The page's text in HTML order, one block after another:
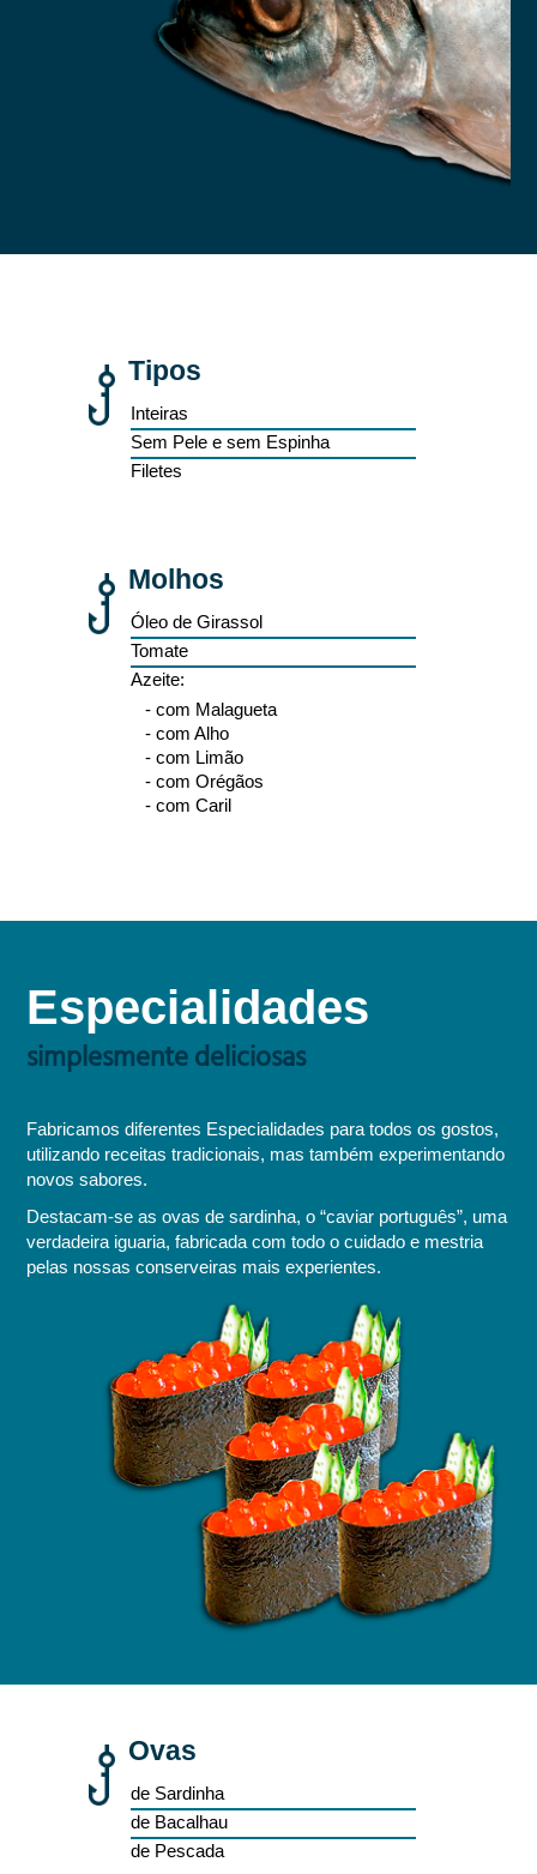
Tipos
Inteiras
Sem Pele e sem Espinha
Filetes
Molhos
Óleo de Girassol
Tomate
Azeite:
- com Malagueta
- com Alho
- com Limão
- com Orégãos
- com Caril
Especialidades
simplesmente deliciosas
Fabricamos diferentes Especialidades para todos os gostos,
utilizando receitas tradicionais, mas também experimentando
novos sabores.
Destacam-se as ovas de sardinha, o “caviar português”, uma
verdadeira iguaria, fabricada com todo o cuidado e mestria
pelas nossas conserveiras mais experientes.
Ovas
de Sardinha
de Bacalhau
de Pescada